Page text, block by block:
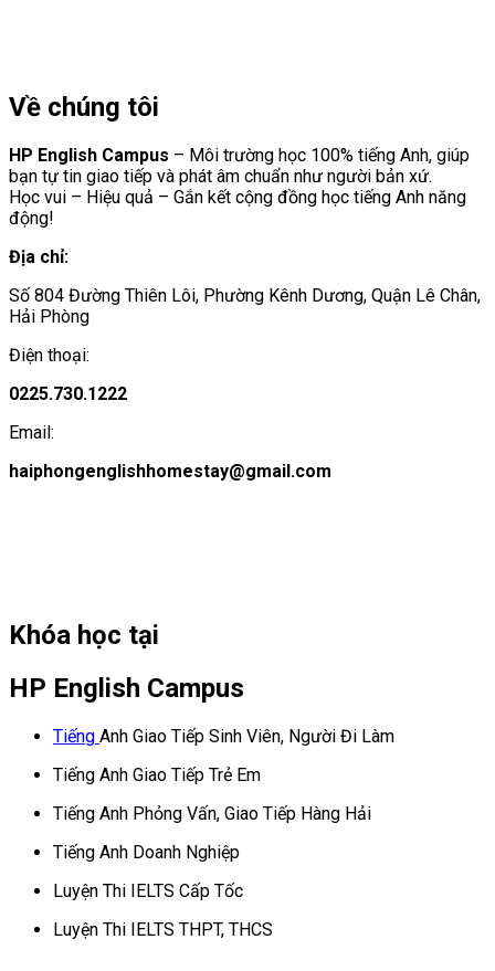
Về chúng tôi
HP English Campus – Môi trường học 100% tiếng Anh, giúp
bạn tự tin giao tiếp và phát âm chuẩn như người bản xứ.
Học vui – Hiệu quả – Gắn kết cộng đồng học tiếng Anh năng
động!
Địa chỉ:
Số 804 Đường Thiên Lôi, Phường Kênh Dương, Quận Lê Chân,
Hải Phòng
Điện thoại:
0225.730.1222
Email:
haiphongenglishhomestay@gmail.com
Khóa học tại
HP English Campus
Tiếng Anh Giao Tiếp Sinh Viên, Người Đi Làm
Tiếng Anh Giao Tiếp Trẻ Em
Tiếng Anh Phỏng Vấn, Giao Tiếp Hàng Hải
Tiếng Anh Doanh Nghiệp
Luyện Thi IELTS Cấp Tốc
Luyện Thi IELTS THPT, THCS